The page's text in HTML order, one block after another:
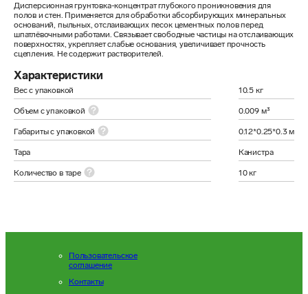
Дисперсионная грунтовка-концентрат глубокого проникновения для
полов и стен. Применяется для обработки абсорбирующих минеральных
оснований, пыльных, отслаивающих песок цементных полов перед
шпатлёвочными работами. Связывает свободные частицы на отслаивающих
поверхностях, укрепляет слабые основания, увеличивает прочность
сцепления. Не содержит растворителей.
Характеристики
Вес с упаковкой 10.5 кг
Объем с упаковкой 0.009 м³
Габариты с упаковкой 0.12*0.25*0.3 м
Тара Канистра
Количество в таре 10 кг
Пользовательское
соглашение
Контакты